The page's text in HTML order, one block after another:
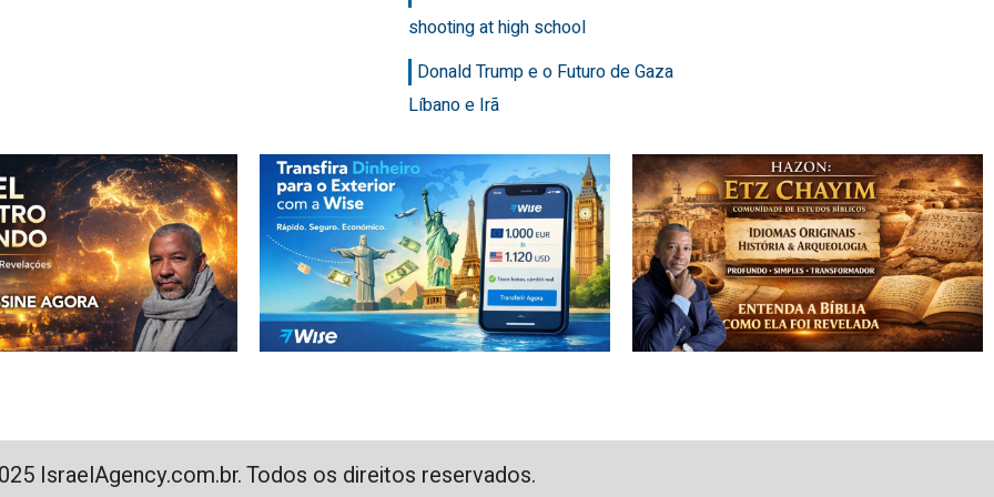
shooting at high school
Donald Trump e o Futuro de Gaza
Líbano e Irã
IsraelAgency.com.br. Todos os direitos reservados.